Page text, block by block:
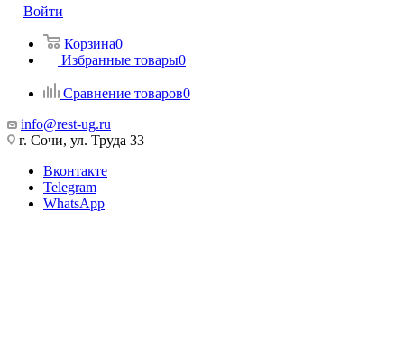
Войти
Корзина0
Избранные товары0
Сравнение товаров0
info@rest-ug.ru
г. Сочи, ул. Труда 33
Вконтакте
Telegram
WhatsApp